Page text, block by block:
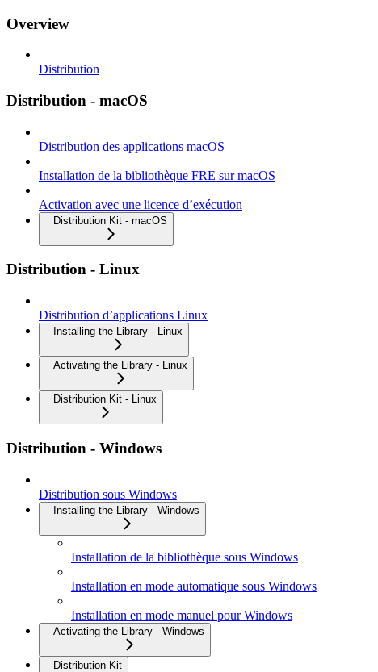
Overview
Distribution
Distribution - macOS
Distribution des applications macOS
Installation de la bibliothèque FRE sur macOS
Activation avec une licence d’exécution
Distribution Kit - macOS
Distribution - Linux
Distribution d’applications Linux
Installing the Library - Linux
Activating the Library - Linux
Distribution Kit - Linux
Distribution - Windows
Distribution sous Windows
Installing the Library - Windows
Installation de la bibliothèque sous Windows
Installation en mode automatique sous Windows
Installation en mode manuel pour Windows
Activating the Library - Windows
Distribution Kit